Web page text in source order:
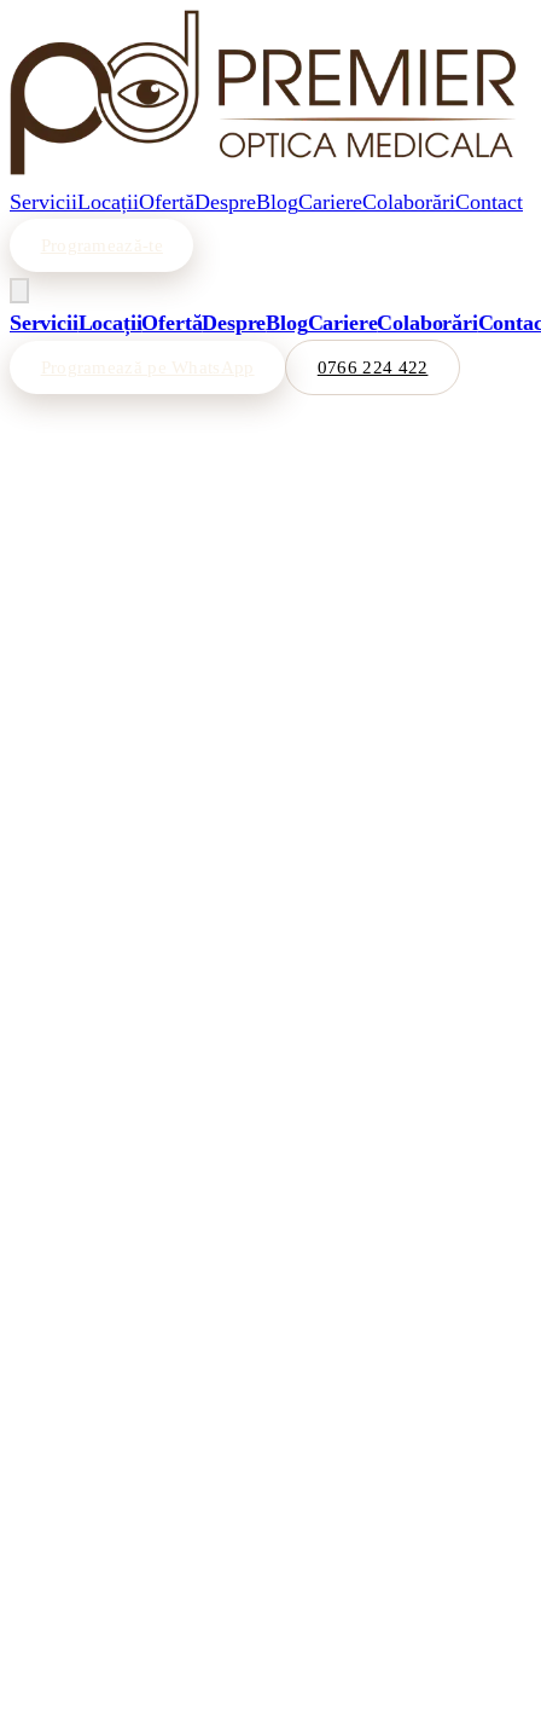
ServiciiLocațiiOfertăDespreBlogCariereColaborăriContact
Programează-te
ServiciiLocațiiOfertăDespreBlogCariereColaborări
Programează pe WhatsApp 0766 224 422